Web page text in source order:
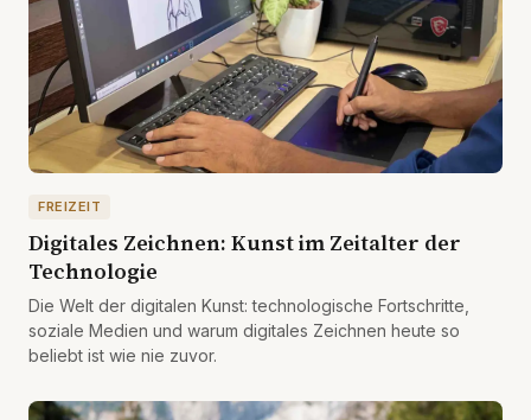
FREIZEIT
Digitales Zeichnen: Kunst im Zeitalter der
Technologie
Die Welt der digitalen Kunst: technologische Fortschritte,
soziale Medien und warum digitales Zeichnen heute so
beliebt ist wie nie zuvor.